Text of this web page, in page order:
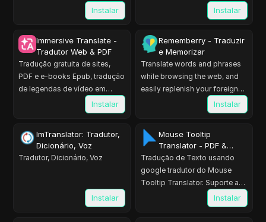
automático do mundo.Instalar
translator, accurate translation.
Instalar
Immersive Translate -
Tradutor Web & PDF
Tradução gratuita de sites,
PDF e e-books Epub, tradução
de legendas de vídeo em
Instalar
Rememberry - Traduzir
e Memorizar
Translate words and phrases
while browsing the web, and
easily replenish your foreign
languages dictionary using
Instalar
ImTranslator: Tradutor,
Dicionário, Voz
Tradutor, Dicionário, Voz
Instalar
Mouse Tooltip
Translator - PDF &
Youtube dual subs
Tradução de Texto usando
google tradutor do Mouse
Tooltip Translator. Suporte ao
OCR, TTS, tradutor de manga
Instalar